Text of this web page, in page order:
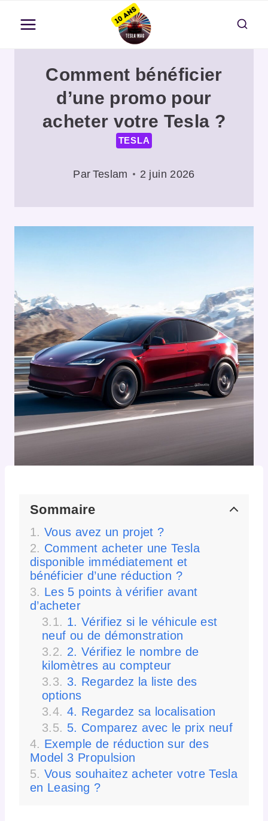
contenu
Comment bénéficier
d’une promo pour
acheter votre Tesla ?
TESLA
Par Teslam 2 juin 2026
Sommaire
Vous avez un projet ?
Comment acheter une Tesla
disponible immédiatement et
bénéficier d’une réduction ?
Les 5 points à vérifier avant
d’acheter
1. Vérifiez si le véhicule est
neuf ou de démonstration
2. Vérifiez le nombre de
kilomètres au compteur
3. Regardez la liste des
options
4. Regardez sa localisation
5. Comparez avec le prix neuf
Exemple de réduction sur des
Model 3 Propulsion
Vous souhaitez acheter votre Tesla
en Leasing ?